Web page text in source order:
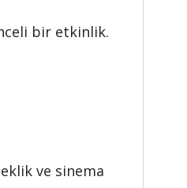
bir etkinlik.
ve sinema